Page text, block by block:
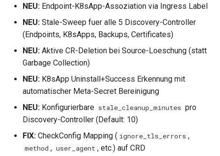
NEU: Endpoint-K8sApp-Assoziation via Ingress Label
NEU: Stale-Sweep fuer alle 5 Discovery-Controller
(Endpoints, K8sApps, Backups, Certificates)
NEU: Aktive CR-Deletion bei Source-Loeschung (statt
Garbage Collection)
NEU: K8sApp Uninstall+Success Erkennung mit
automatischer Meta-Secret Bereinigung
NEU: Konfigurierbare stale_cleanup_minutes pro
Discovery-Controller (Default: 10)
FIX: CheckConfig Mapping ( ignore_tls_errors ,
method , user_agent , etc.) auf CRD